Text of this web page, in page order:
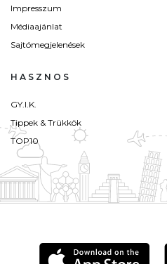
Impresszum
Médiaajánlat
Sajtómegjelenések
HASZNOS
GY.I.K.
Tippek & Trükkök
TOP10